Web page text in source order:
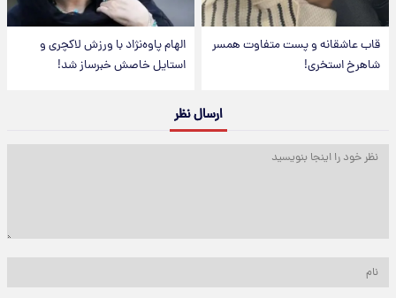
قاب عاشقانه و پست متفاوت همسر
شاهرخ استخری!
الهام پاوه‌نژاد با ورزش لاکچری و
استایل خاصش خبرساز شد!
ارسال نظر